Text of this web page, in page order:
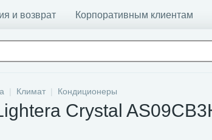
и возврат Корпоративным клиентам
Климат Кондиционеры
Crystal